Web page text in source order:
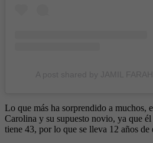
Lo que más ha sorprendido a muchos,
Carolina y su supuesto novio, ya que
tiene 43, por lo que se lleva 12 años de